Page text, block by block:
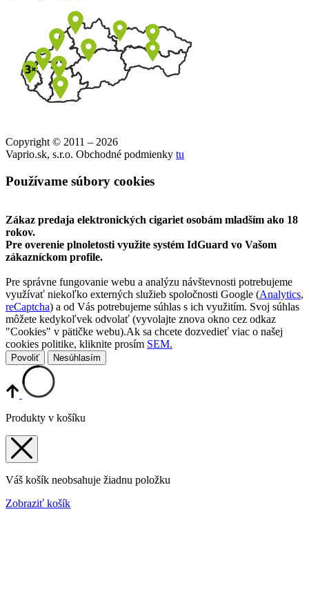
Copyright © 2011 – 2026
Vaprio.sk, s.r.o. Obchodné podmienky tu
Používame súbory cookies
Zákaz predaja elektronických cigariet osobám mladším ako 18
rokov.
Pre overenie plnoletosti využite systém IdGuard vo Vašom
zákazníckom profile.
Pre správne fungovanie webu a analýzu návštevnosti potrebujeme
využívať niekoľko externých služieb spoločnosti Google (Analytics,
reCaptcha) a od Vás potrebujeme súhlas s ich využitím. Svoj súhlas
môžete kedykoľvek odvolať (vyvolajte znova okno cez odkaz
"Cookies" v pätičke webu).Ak sa chcete dozvedieť viac o našej
cookies politike, kliknite prosím SEM.
Povoliť Nesúhlasím
Produkty v košíku
Váš košík neobsahuje žiadnu položku
Zobraziť košík